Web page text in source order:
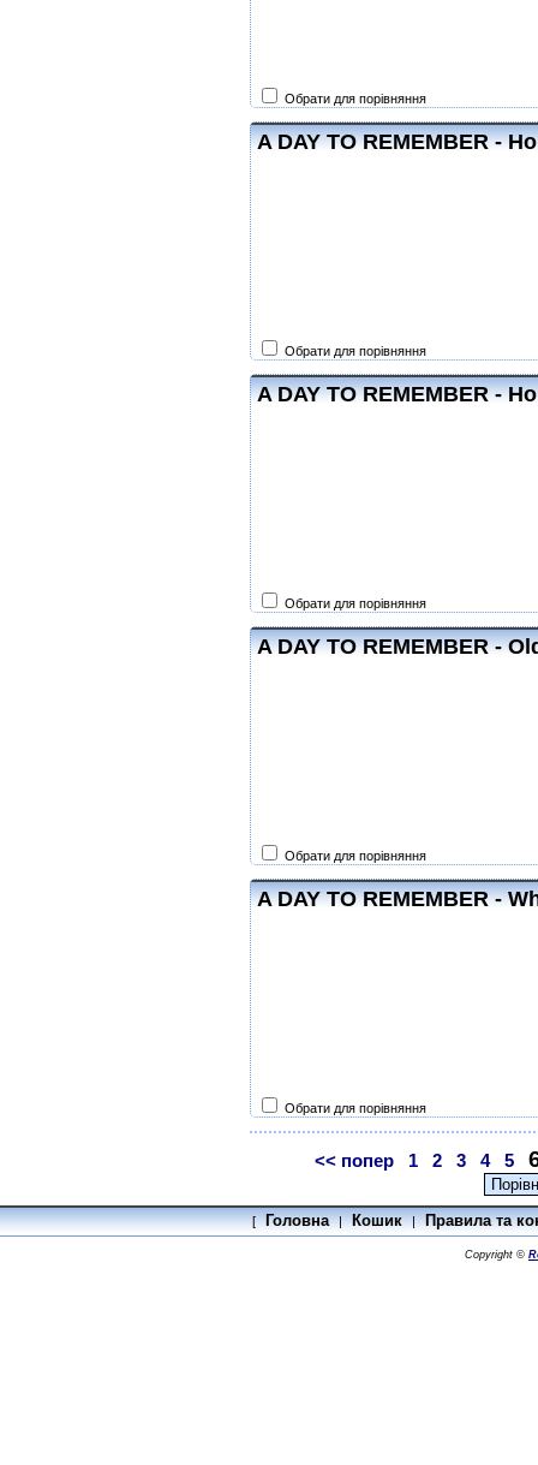
Обрати для порівняння
A DAY TO REMEMBER -
Обрати для порівняння
A DAY TO REMEMBER -
Обрати для порівняння
A DAY TO REMEMBER -
Обрати для порівняння
A DAY TO REMEMBER -
Обрати для порівняння
<< попер 1 2 3 4 5
[ Головна | Кошик | Правила та
Copyright ©